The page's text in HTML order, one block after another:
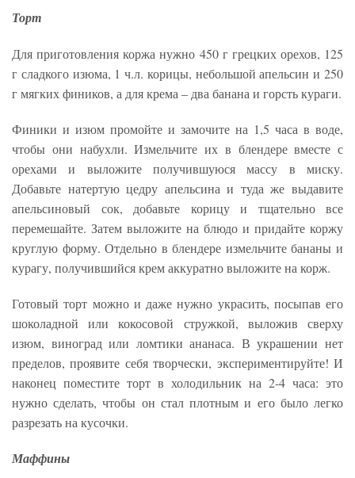
Торт
Для приготовления коржа нужно 450 г грецких орехов, 125
г сладкого изюма, 1 ч.л. корицы, небольшой апельсин и 250
г мягких фиников, а для крема – два банана и горсть кураги.
Финики и изюм промойте и замочите на 1,5 часа в воде,
чтобы они набухли. Измельчите их в блендере вместе с
орехами и выложите получившуюся массу в миску.
Добавьте натертую цедру апельсина и туда же выдавите
апельсиновый сок, добавьте корицу и тщательно все
перемешайте. Затем выложите на блюдо и придайте коржу
круглую форму. Отдельно в блендере измельчите бананы и
курагу, получившийся крем аккуратно выложите на корж.
Готовый торт можно и даже нужно украсить, посыпав его
шоколадной или кокосовой стружкой, выложив сверху
изюм, виноград или ломтики ананаса. В украшении нет
пределов, проявите себя творчески, экспериментируйте! И
наконец поместите торт в холодильник на 2-4 часа: это
нужно сделать, чтобы он стал плотным и его было легко
разрезать на кусочки.
Маффины